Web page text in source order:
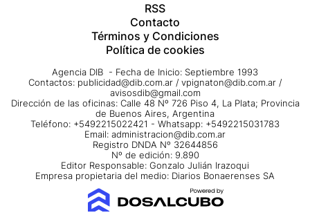
RSS
Contacto
Términos y Condiciones
Política de cookies
Agencia DIB - Fecha de Inicio: Septiembre 1993
Contactos: publicidad@dib.com.ar / vpignaton@dib.com.ar /
avisosdib@gmail.com
Dirección de las oficinas: Calle 48 Nº 726 Piso 4, La Plata; Provincia
de Buenos Aires, Argentina
Teléfono: +5492215022421 - Whatsapp: +5492215031783
Email: administracion@dib.com.ar
Registro DNDA Nº 32644856
Nº de edición: 9.890
Editor Responsable: Gonzalo Julián Irazoqui
Empresa propietaria del medio: Diarios Bonaerenses SA